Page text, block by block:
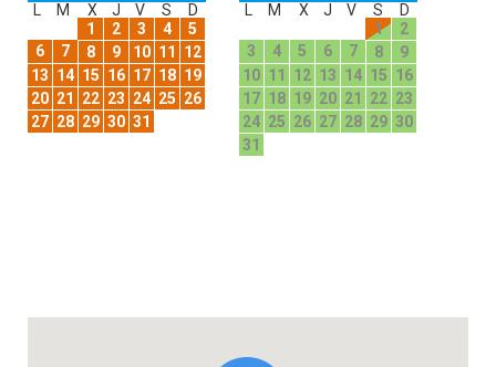
M X J V S
D
1
2 3 4
5
6
7 8 9 10 11
12
13 14 15 16 17 18 19
20 21 22 23 24 25 26
27 28 29 30 31
M X J V S
D
1
2
3
4 5 6 7 8
9
10 11 12 13 14 15 16
17 18 19 20 21 22 23
24 25 26 27 28 29 30
31